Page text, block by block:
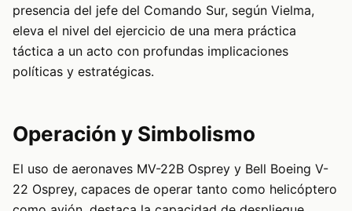
presencia del jefe del Comando Sur, según Vielma,
eleva el nivel del ejercicio de una mera práctica
táctica a un acto con profundas implicaciones
políticas y estratégicas.
Operación y Simbolismo
El uso de aeronaves MV-22B Osprey y Bell Boeing V-
22 Osprey, capaces de operar tanto como helicóptero